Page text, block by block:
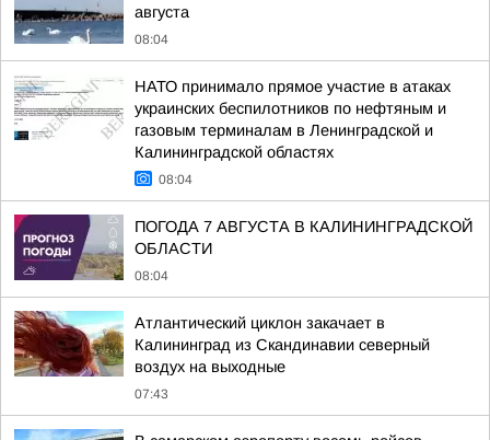
августа
08:04
НАТО принимало прямое участие в атаках
украинских беспилотников по нефтяным и
газовым терминалам в Ленинградской и
Калининградской областях
08:04
ПОГОДА 7 АВГУСТА В КАЛИНИНГРАДСКОЙ
ОБЛАСТИ
08:04
Атлантический циклон закачает в
Калининград из Скандинавии северный
воздух на выходные
07:43